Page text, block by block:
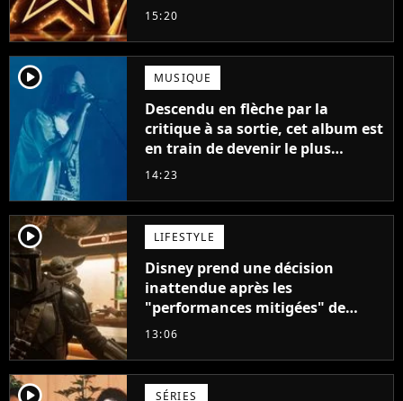
15:20
player2 MUSIQUE
Descendu en flèche par la
critique à sa sortie, cet album est
en train de devenir le plus
populaire de son auteur
14:23
player2 LIFESTYLE
Disney prend une décision
inattendue après les
"performances mitigées" de
Vaiana et The Mandalorian &
13:06
player2 SÉRIES